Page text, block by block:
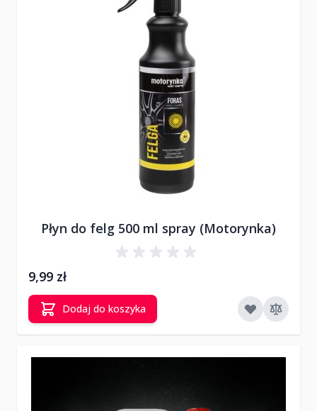
Płyn do felg 500 ml spray (Motorynka)
9,99 zł
Dodaj do koszyka